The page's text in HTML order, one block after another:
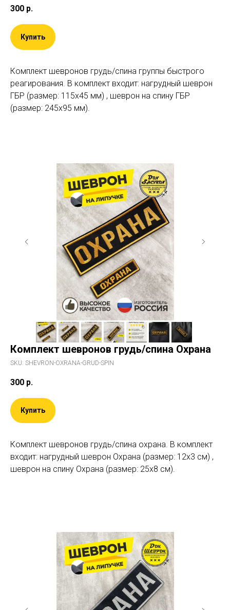
300 р.
Купить
Комплект шевронов грудь/спина группы быстрого
реагирования. В комплект входит: нагрудный шеврон
ГБР (размер: 115х45 мм) , шеврон на спину ГБР
(размер: 245х95 мм).
Комплект шевронов грудь/спина Охрана
SKU: SHEVRON-OXRANA-GRUD-SPIN
300 р.
Купить
Комплект шевронов грудь/спина охрана. В комплект
входит: нагрудный шеврон Охрана (размер: 12х3 см) ,
шеврон на спину Охрана (размер: 25х8 см).